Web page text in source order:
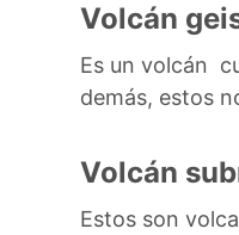
Volcán
Es un volcán
demás, estos
Volcán
Estos son